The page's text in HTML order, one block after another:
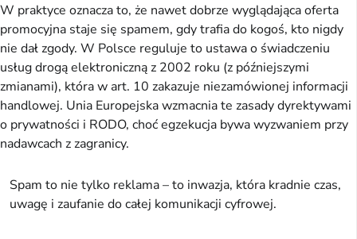
W praktyce oznacza to, że nawet dobrze wyglądająca oferta
promocyjna staje się spamem, gdy trafia do kogoś, kto nigdy
nie dał zgody. W Polsce reguluje to ustawa o świadczeniu
usług drogą elektroniczną z 2002 roku (z późniejszymi
zmianami), która w art. 10 zakazuje niezamówionej informacji
handlowej. Unia Europejska wzmacnia te zasady dyrektywami
o prywatności i RODO, choć egzekucja bywa wyzwaniem przy
nadawcach z zagranicy.
Spam to nie tylko reklama – to inwazja, która kradnie czas,
uwagę i zaufanie do całej komunikacji cyfrowej.